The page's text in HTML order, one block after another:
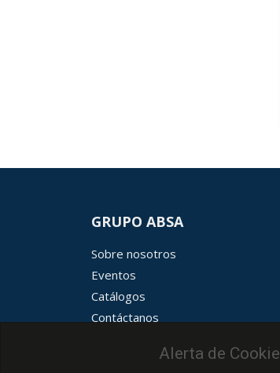
Alerta de Cookie
GRUPO ABSA
Sobre nosotros
Eventos
Catálogos
Contáctanos